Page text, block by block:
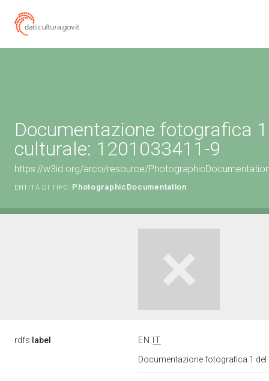
Documentazione fotografica
culturale: 1201033411-9
https://w3id.org/arco/resource/
ENTITÀ DI TIPO: PhotographicDocumentation
rdfs: label EN
IT
Documentazione fotografica 1